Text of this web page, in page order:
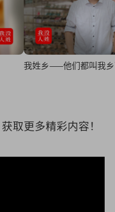
我姓乡——他们都叫我
获取更多精彩内容！